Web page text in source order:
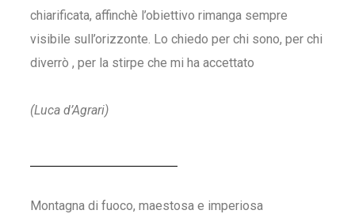
chiarificata, affinchè l’obiettivo rimanga sempre
visibile sull’orizzonte. Lo chiedo per chi sono, per chi
diverrò , per la stirpe che mi ha accettato
(Luca d’Agrari)
Montagna di fuoco, maestosa e imperiosa